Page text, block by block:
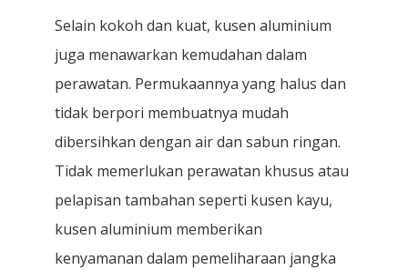
Selain kokoh dan kuat, kusen aluminium
juga menawarkan kemudahan dalam
perawatan. Permukaannya yang halus dan
tidak berpori membuatnya mudah
dibersihkan dengan air dan sabun ringan.
Tidak memerlukan perawatan khusus atau
pelapisan tambahan seperti kusen kayu,
kusen aluminium memberikan
kenyamanan dalam pemeliharaan jangka